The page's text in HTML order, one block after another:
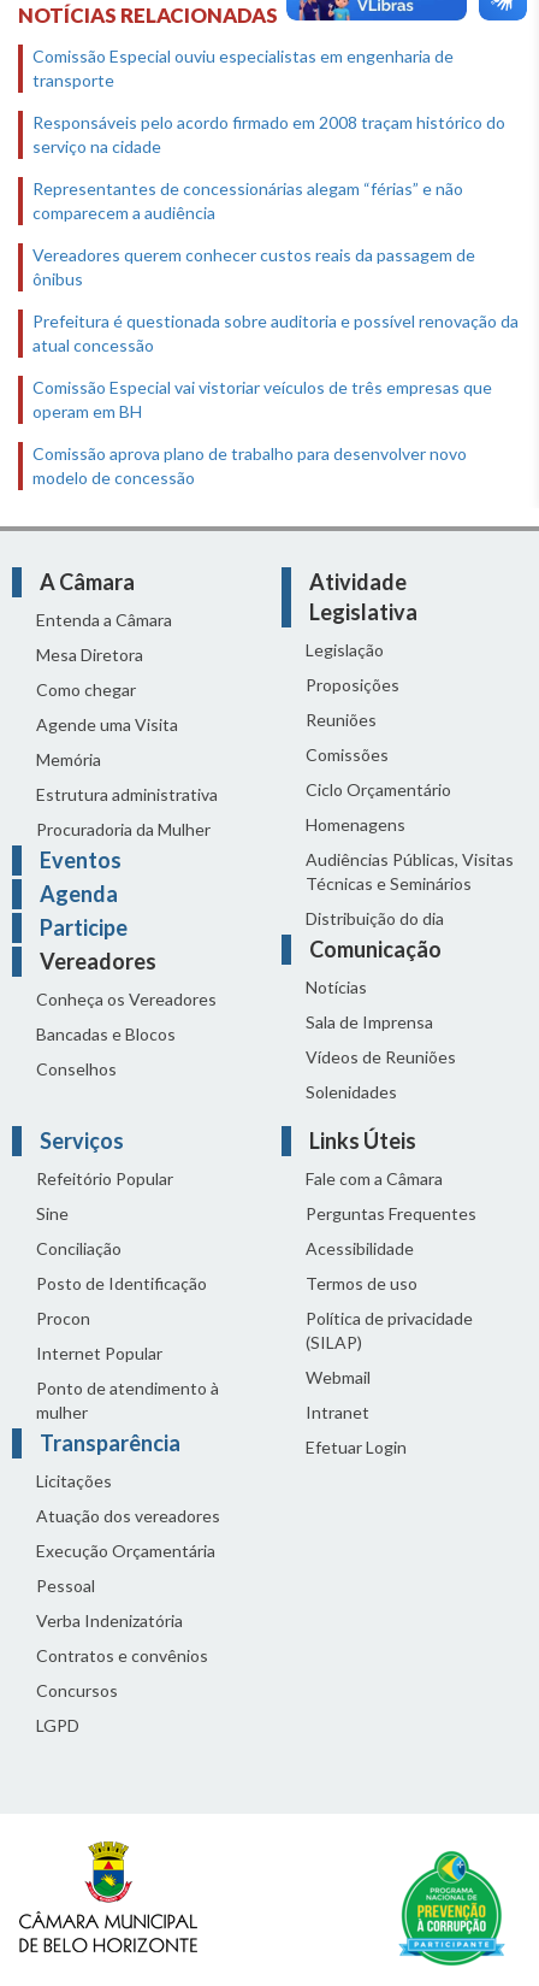
NOTÍCIAS RELACIONADAS
Comissão Especial ouviu especialistas em engenharia de
transporte
Responsáveis pelo acordo firmado em 2008 traçam histórico do
serviço na cidade
Representantes de concessionárias alegam “férias” e não
comparecem a audiência
Vereadores querem conhecer custos reais da passagem de
ônibus
Prefeitura é questionada sobre auditoria e possível renovação da
atual concessão
Comissão Especial vai vistoriar veículos de três empresas que
operam em BH
Comissão aprova plano de trabalho para desenvolver novo
modelo de concessão
A Câmara
Entenda a Câmara
Mesa Diretora
Como chegar
Agende uma Visita
Memória
Estrutura administrativa
Procuradoria da Mulher
Eventos
Agenda
Participe
Vereadores
Conheça os Vereadores
Bancadas e Blocos
Conselhos
Atividade
Legislativa
Legislação
Proposições
Reuniões
Comissões
Ciclo Orçamentário
Homenagens
Audiências Públicas, Visitas
Técnicas e Seminários
Distribuição do dia
Comunicação
Notícias
Sala de Imprensa
Vídeos de Reuniões
Solenidades
Serviços
Refeitório Popular
Sine
Conciliação
Posto de Identificação
Procon
Internet Popular
Ponto de atendimento à
mulher
Transparência
Licitações
Atuação dos vereadores
Execução Orçamentária
Pessoal
Verba Indenizatória
Contratos e convênios
Concursos
LGPD
Links Úteis
Fale com a Câmara
Perguntas Frequentes
Acessibilidade
Termos de uso
Política de privacidade
(SILAP)
Webmail
Intranet
Efetuar Login